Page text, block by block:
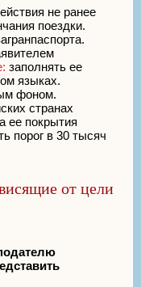
не ранее
поездки.
заполнять ее
языках.
фоном.
странах
ее покрытия
порог в 30 тысяч
от цели